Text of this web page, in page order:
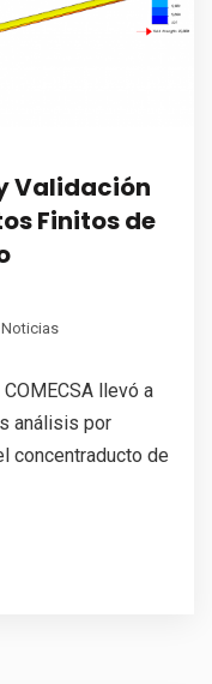
Validación
Finitos de
Noticias
llevó a
análisis por
concentraducto de